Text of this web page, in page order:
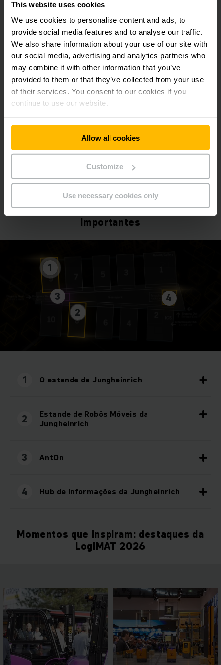
This website uses cookies
We use cookies to personalise content and ads, to
provide social media features and to analyse our traffic.
We also share information about your use of our site with
our social media, advertising and analytics partners who
may combine it with other information that you’ve
provided to them or that they’ve collected from your use
of their services. You consent to our cookies if you
continue to use our website.
Allow all cookies
Customize
Use necessary cookies only
devido às suas preferências de cookies atuais.
Para acessar esse conteúdo, por favor, aceite os cookies
"marketing“.
ACEITAR COOKIES
Jungheinrich na LogiMAT: suas paradas
importantes
1
2
3 4
1 O estande da Jungheinrich
2
Estande de Robôs Móveis da
Jungheinrich
3 AntOn
4 Hub de Informações da Jungheinrich
Momentos que inspiram: destaques da
LogiMAT 2026